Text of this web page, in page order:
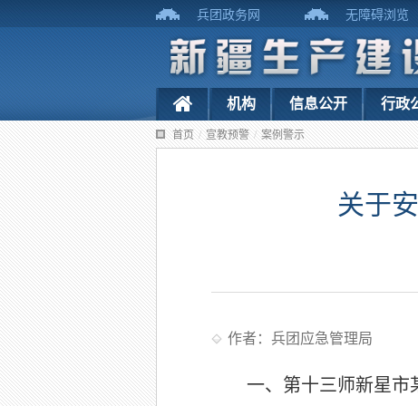
兵团政务网 无障碍浏览
机构 信息公开 行政
首页 / 宣教预警 / 案例警示
关于
作者：兵团应急管理局
一、第十三师新星市